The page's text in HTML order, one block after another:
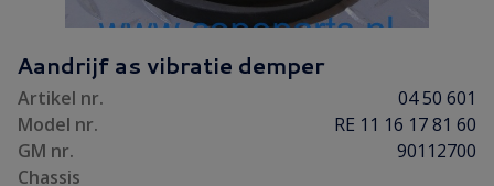
Ontsteking (12)
Onderhoud
Remmen/ Wielen
Ruiten/ Rubbers
Aandrijf as vibratie demper
Artikel nr.
04 50 601
Model nr.
RE 11 16 17 81 60
GM nr.
90112700
Chassis